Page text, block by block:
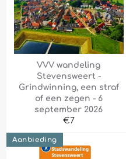
VVV wandeling
Stevensweert -
Grindwinning, een straf
of een zegen - 6
september 2026
Normale
prijs
€7
Aanbieding